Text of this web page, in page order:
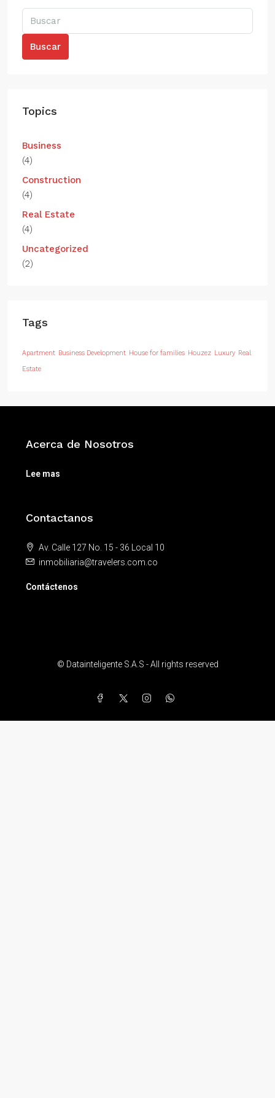
Buscar
Topics
Business
(4)
Construction
(4)
Real Estate
(4)
Uncategorized
(2)
Tags
Apartment Business Development House for families Houzez Luxury Real
Estate
Acerca de Nosotros
Lee mas
Contactanos
Av. Calle 127 No. 15 - 36 Local 10
inmobiliaria@travelers.com.co
Contáctenos
© Datainteligente S.A.S - All rights reserved